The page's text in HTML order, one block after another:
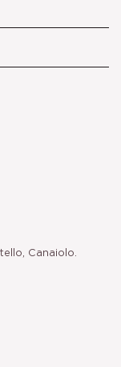
Canaiolo.